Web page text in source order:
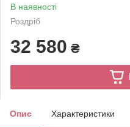
В наявності
Роздріб
32 580 ₴
Опис Характеристики